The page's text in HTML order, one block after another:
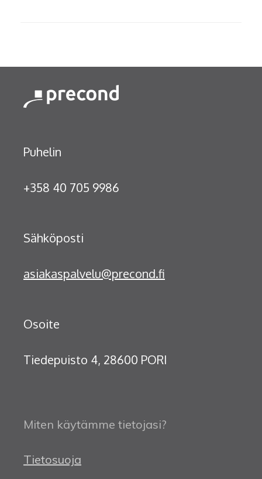
Puhelin
+358 40 705 9986
Sähköposti
asiakaspalvelu@precond.fi
Osoite
Tiedepuisto 4, 28600 PORI
Miten käytämme tietojasi?
Tietosuoja